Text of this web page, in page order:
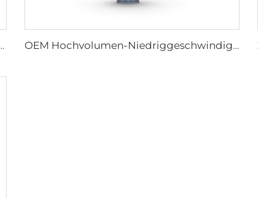
und Rindfarmhäuser, industrielle Lüftungsventilatoren OEM Hochvolumen-Niedriggeschwindigkeit 16ft 5m PMSM-Motor Riesenfan, Stangentyp-Fan